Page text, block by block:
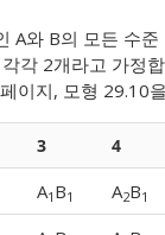
A와 B의 모든 수
각 2개라고 가정
이지, 모형 29.10
3 4
A1 B1 A2B1